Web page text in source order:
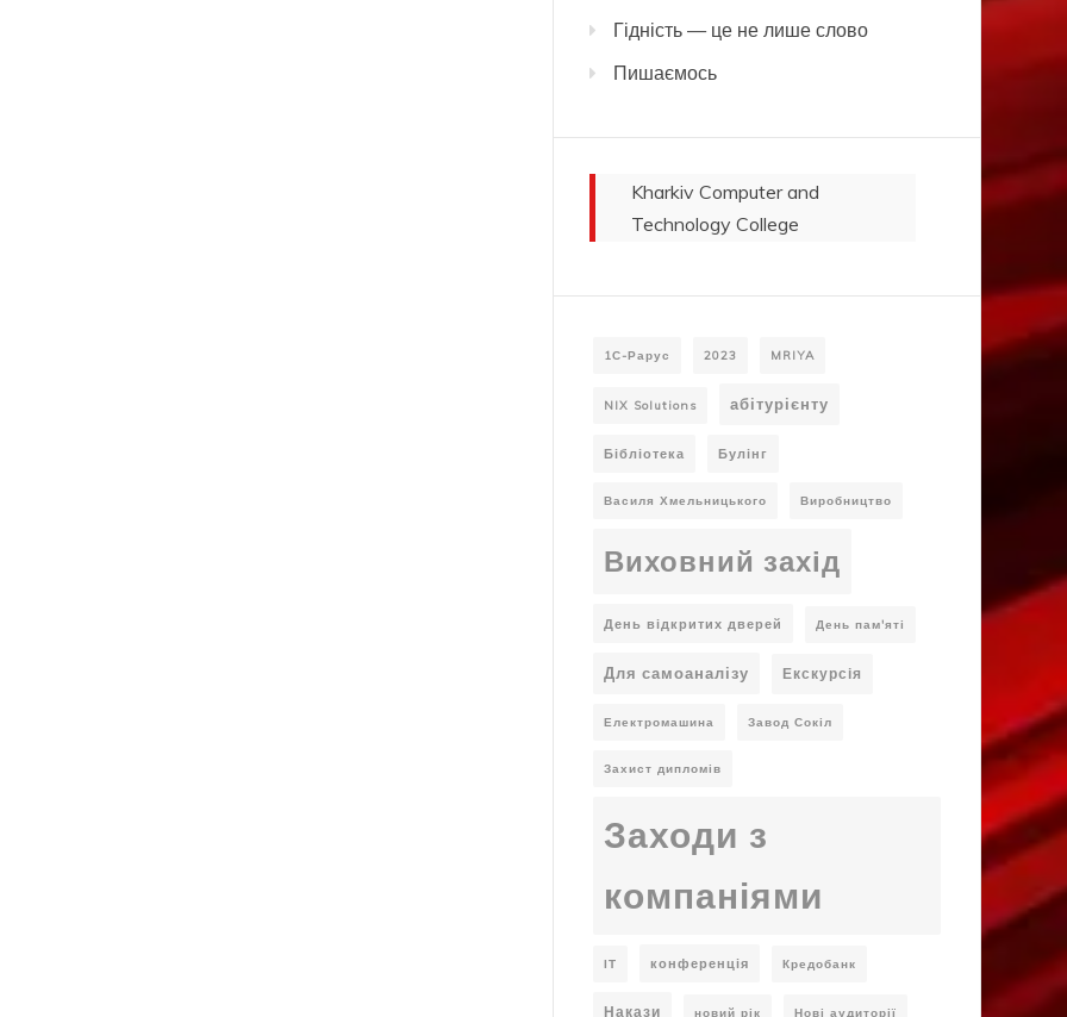
Гідність — це не лише слово
Пишаємось
Kharkiv Computer and
Technology College
1С-Рарус 2023 MRIYA
NIX Solutions абітурієнту
Бібліотека Булінг
Василя Хмельницького Виробництво
Виховний захід
День відкритих дверей День пам'яті
Для самоаналізу Екскурсія
Електромашина Завод Сокіл
Захист дипломів
Заходи з
компаніями
ІТ конференція Кредобанк
Накази новий рік Нові аудиторії